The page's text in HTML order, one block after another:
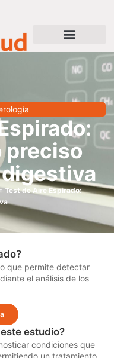
preciso
»Test de Aire Espirado:
que permite detectar
el análisis de los
estudio?
condiciones que